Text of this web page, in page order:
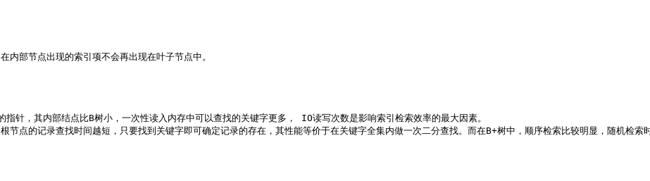
内部节点出现的索引项不会再出现在叶子节点中。
针，其内部结点比B树小，一次性读入内存中可以查找的关键字更多， IO读写次数是影响索引检索效率的最大因素。
节点的记录查找时间越短，只要找到关键字即可确定记录的存在，其性能等价于在关键字全集内做一次二分查找。而在B+树中，顺序检索比较明显，随机检